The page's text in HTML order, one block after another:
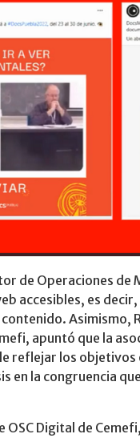
de Operaciones de
accesibles, es
Asimismo,
apuntó que la
reflejar los
en la congruencia
Digital de